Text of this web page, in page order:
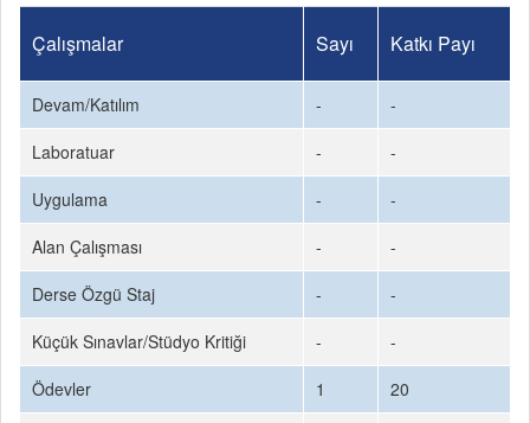
Çalışmalar Sayı Katkı Payı
Devam/Katılım -
-
Laboratuar
-
-
Uygulama
-
-
Alan Çalışması
-
-
Derse Özgü Staj
-
-
Küçük Sınavlar/Stüdyo Kritiği
-
-
Ödevler
1
20